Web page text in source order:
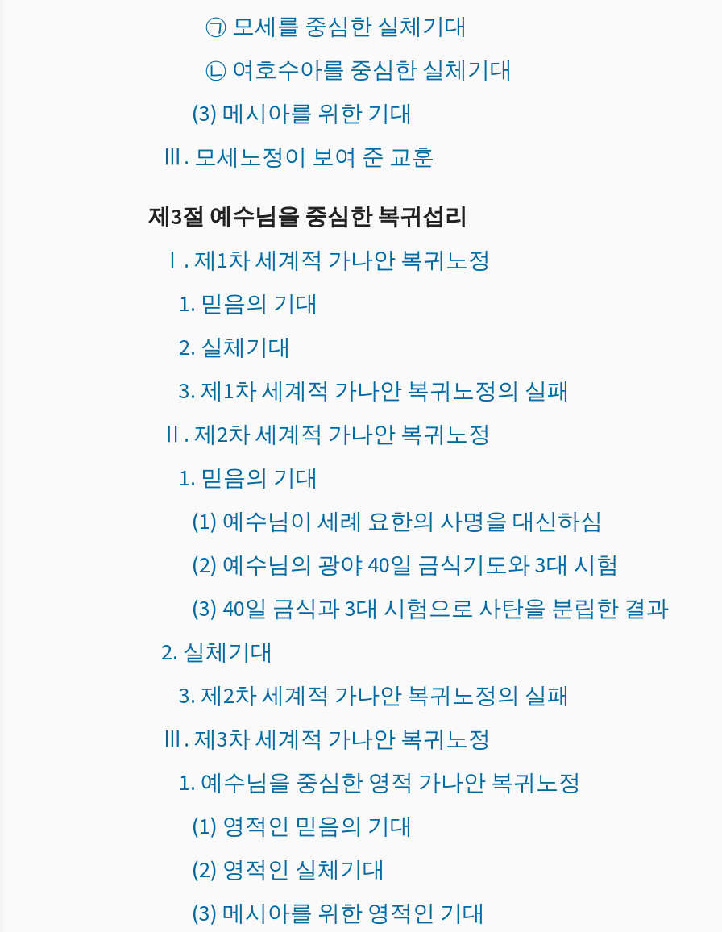
㉠ 모세를 중심한 실체기대
㉡ 여호수아를 중심한 실체기대
(3) 메시아를 위한 기대
Ⅲ. 모세노정이 보여 준 교훈
제3절 예수님을 중심한 복귀섭리
Ⅰ. 제1차 세계적 가나안 복귀노정
1. 믿음의 기대
2. 실체기대
3. 제1차 세계적 가나안 복귀노정의 실패
Ⅱ. 제2차 세계적 가나안 복귀노정
1. 믿음의 기대
(1) 예수님이 세례 요한의 사명을 대신하심
(2) 예수님의 광야 40일 금식기도와 3대 시험
(3) 40일 금식과 3대 시험으로 사탄을 분립한 결과
2. 실체기대
3. 제2차 세계적 가나안 복귀노정의 실패
Ⅲ. 제3차 세계적 가나안 복귀노정
1. 예수님을 중심한 영적 가나안 복귀노정
(1) 영적인 믿음의 기대
(2) 영적인 실체기대
(3) 메시아를 위한 영적인 기대